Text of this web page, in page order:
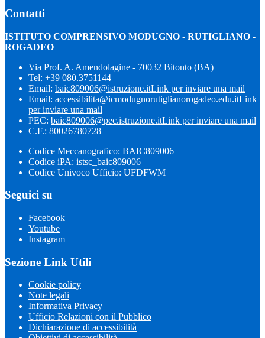
Contatti
ISTITUTO COMPRENSIVO MODUGNO - RUTIGLIANO -
ROGADEO
Via Prof. A. Amendolagine - 70032 Bitonto (BA)
Tel: +39 080.3751144
Email: baic809006@istruzione.itLink per inviare una mail
Email: accessibilita@icmodugnorutiglianorogadeo.edu.itLink
per inviare una mail
PEC: baic809006@pec.istruzione.itLink per inviare una mail
C.F.: 80026780728
Codice Meccanografico: BAIC809006
Codice iPA: istsc_baic809006
Codice Univoco Ufficio: UFDFWM
Seguici su
Facebook
Youtube
Instagram
Sezione Link Utili
Cookie policy
Note legali
Informativa Privacy
Ufficio Relazioni con il Pubblico
Dichiarazione di accessibilità